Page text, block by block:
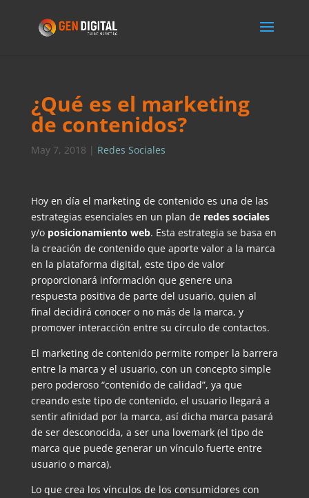
¿Qué es el marketing
de contenidos?
May 7, 2018 | Redes Sociales
Hoy en día el marketing de contenido es una de las
estrategias esenciales en un plan de redes sociales
y/o posicionamiento web. Esta estrategia se basa en
la creación de contenido que aporte valor a la marca
en la plataforma digital, este tipo de valor
proporcionará información que genere una
respuesta positiva de parte del usuario, quien al
final decidirá conocer o no más de la marca, y
promover interacción entre su círculo de contactos.
El marketing de contenido permite romper la barrera
entre la marca y el usuario, con un concepto simple
pero poderoso “contenido de calidad”, ya que
creando este tipo de contenido, el usuario llegará a
sentir afinidad por la marca, así dicha marca pasará
de ser desconocida, a ser una lovemark (el tipo de
marca que puede generar un vínculo fuerte entre
usuario o marca).
Lo que crea los vínculos de los consumidores con